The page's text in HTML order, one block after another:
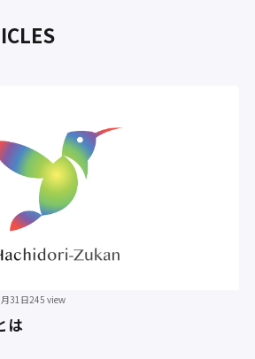
31日245 view
は